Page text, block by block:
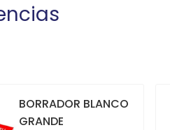
BORRADOR BLANCO
GRANDE